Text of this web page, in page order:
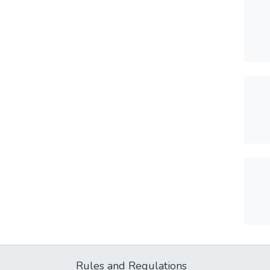
Rules and Regulations